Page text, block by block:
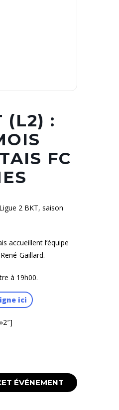
(L2) :
FC
2 BKT, saison
accueillent l’équipe
Gaillard.
à 19h00.
ici
ÉVÉNEMENT